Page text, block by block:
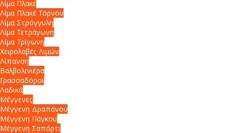
Λίμα Πλακέ
Λίμα Πλακέ Τόρνου
Λίμα Στρόγγυλη
Λίμα Τετράγωνη
Λίμα Τρίγωνη
Χειρολαβές Λιμών
Λίπανση
Βαλβολινιέρα
Γρασσαδόροι
Λαδικά
Μέγγενες
Μέγγενη Δραπάνου
Μέγγενη Πάγκου
Μέγγενη Σαπόρτι